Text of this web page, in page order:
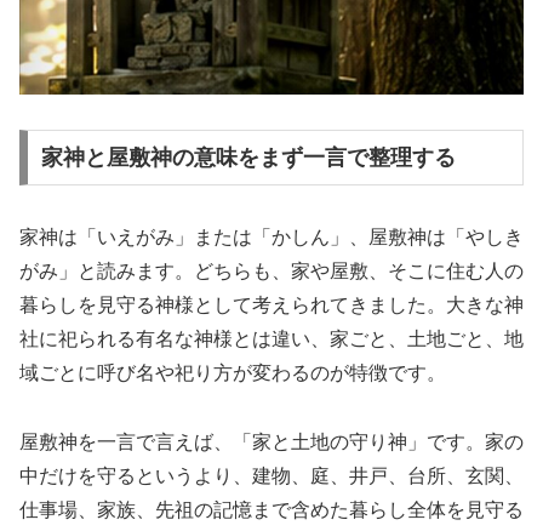
家神と屋敷神の意味をまず一言で整理する
家神は「いえがみ」または「かしん」、屋敷神は「やしき
がみ」と読みます。どちらも、家や屋敷、そこに住む人の
暮らしを見守る神様として考えられてきました。大きな神
社に祀られる有名な神様とは違い、家ごと、土地ごと、地
域ごとに呼び名や祀り方が変わるのが特徴です。
屋敷神を一言で言えば、「家と土地の守り神」です。家の
中だけを守るというより、建物、庭、井戸、台所、玄関、
仕事場、家族、先祖の記憶まで含めた暮らし全体を見守る